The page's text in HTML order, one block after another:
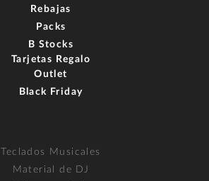
Rebajas
Packs
B Stocks
Tarjetas Regalo
Outlet
Black Friday
Teclados Musicales
Material de DJ